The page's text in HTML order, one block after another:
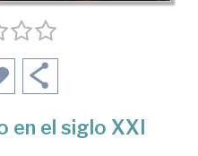
en el siglo XXI